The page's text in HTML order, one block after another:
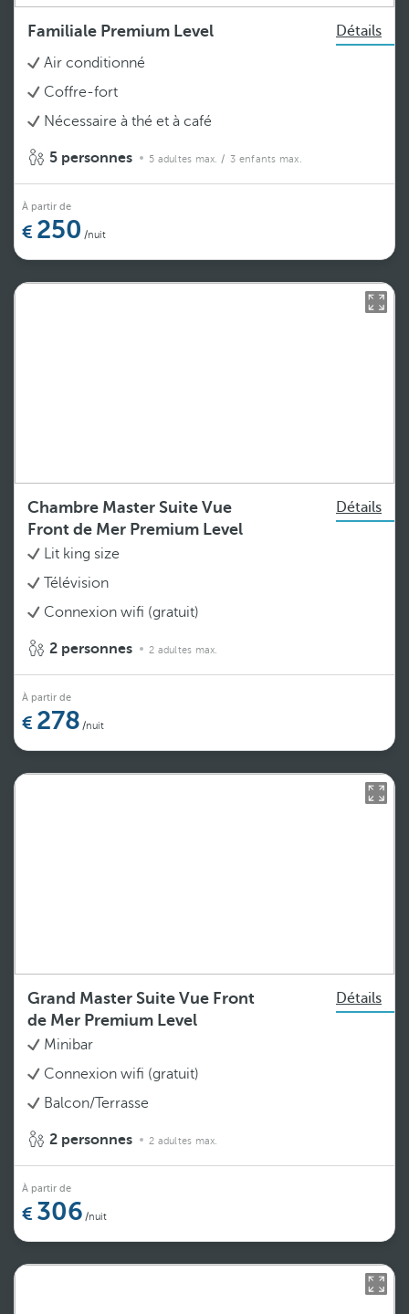
Familiale Premium Level
Détails
Air conditionné
Coffre-fort
Nécessaire à thé et à café
5 personnes 5 adultes max. / 3 enfants max.
À partir de
250 /nuit
Chambre Master Suite Vue
Front de Mer Premium Level
Détails
Lit king size
Télévision
Connexion wifi (gratuit)
2 personnes 2 adultes max.
À partir de
278 /nuit
Grand Master Suite Vue Front
de Mer Premium Level
Détails
Minibar
Connexion wifi (gratuit)
Balcon/Terrasse
2 personnes 2 adultes max.
À partir de
306 /nuit